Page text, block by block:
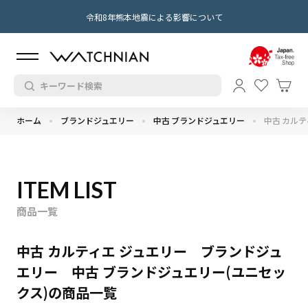
令和8年熊本地震による影響について
ホーム ブランドジュエリー 中古 ブランドジュエリー 中古 カル
ITEM LIST
商品一覧
中古 カルティエ ジュエリー ブランドジュ
エリー 中古 ブランドジュエリー(ユニセッ
クス)の商品一覧